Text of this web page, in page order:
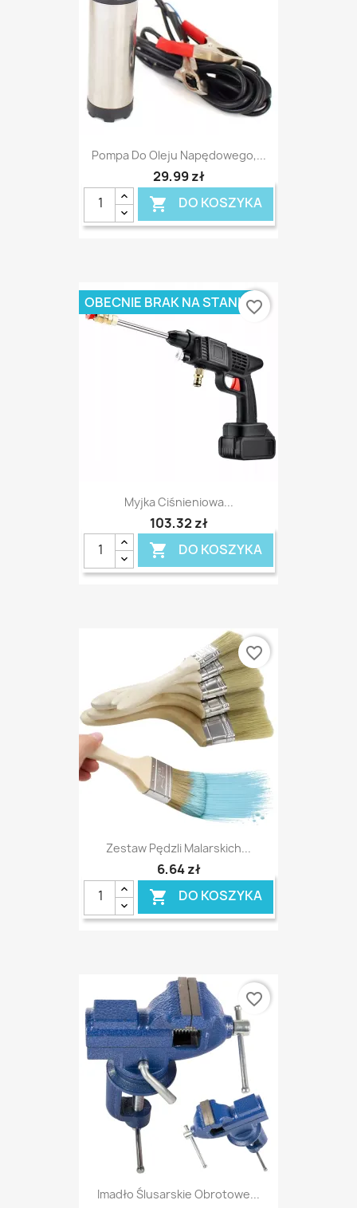
Pompa Do Oleju Napędowego,...
29,99 zł
 DO KOSZYKA
Myjka Ciśnieniowa...
103,32 zł
 DO KOSZYKA
OBECNIE BRAK NA STANIEfavorite_border
Zestaw Pędzli Malarskich...
6,64 zł
 DO KOSZYKA
favorite_border
Imadło Ślusarskie Obrotowe...
favorite_border